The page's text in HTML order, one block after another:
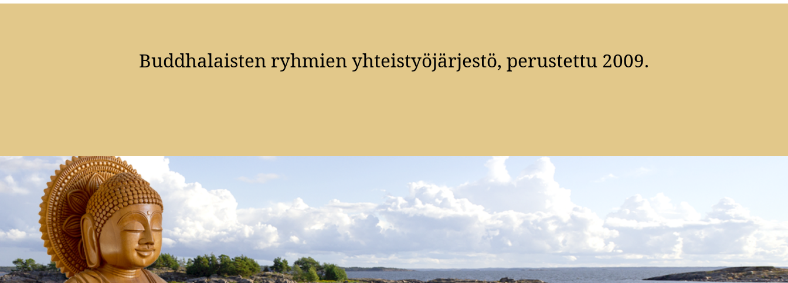
Buddhalaisten ryhmien yhteistyöjärjestö, perustettu 2009.